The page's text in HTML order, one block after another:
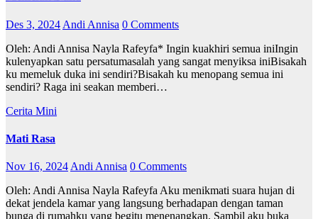
Des 3, 2024 Andi Annisa 0 Comments
Oleh: Andi Annisa Nayla Rafeyfa* Ingin kuakhiri semua iniIngin
kulenyapkan satu persatumasalah yang sangat menyiksa iniBisakah
ku memeluk duka ini sendiri?Bisakah ku menopang semua ini
sendiri? Raga ini seakan memberi…
Cerita Mini
Mati Rasa
Nov 16, 2024 Andi Annisa 0 Comments
Oleh: Andi Annisa Nayla Rafeyfa Aku menikmati suara hujan di
dekat jendela kamar yang langsung berhadapan dengan taman
bunga di rumahku yang begitu menenangkan. Sambil aku buka